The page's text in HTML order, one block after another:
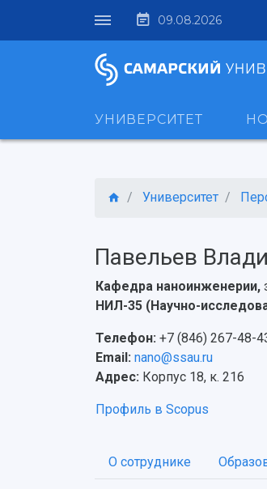
09.08.2026
УНИВЕРСИТЕТ
Университет
Павельев
Кафедра наноинженерии,
НИЛ-35 (Научно-
Телефон: +7 (846) 267-48-
Email: nano@ssau.ru
Адрес: Корпус 18, к. 216
Профиль в Scopus
О сотруднике